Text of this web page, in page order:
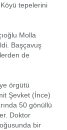
tepelerini
Molla
Başçavuş
de
örgütü
Şevket (İnce)
50 gönüllü
Doktor
bir